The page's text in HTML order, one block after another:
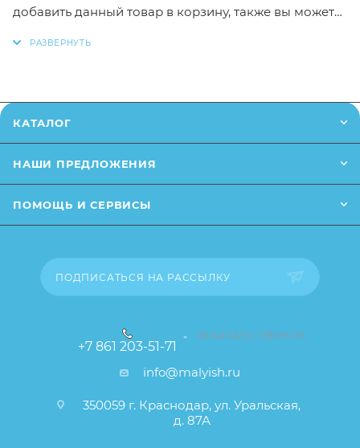
добавить данный товар в корзину, также вы можете
сайте (например, оттенки цветов, незначительные
влияющие на основные потребительские свойства
свойства и иные существенные элементы товара и
КАТАЛОГ
НАШИ ПРЕДЛОЖЕНИЯ
ПОМОЩЬ И СЕРВИСЫ
ПОДПИСАТЬСЯ НА РАССЫЛКУ
+7 861 203-51-71
ЗАКАЗАТЬ ЗВОНОК
info@malyish.ru
350059 г. Краснодар, ул. Уральская,
д. 87А